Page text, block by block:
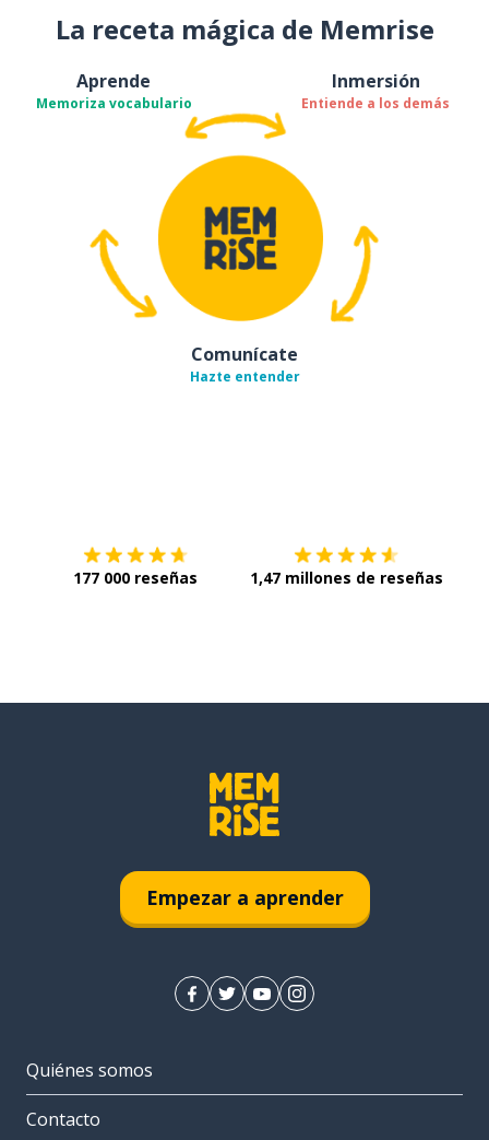
La receta mágica de Memrise
Aprende
Memoriza vocabulario
Inmersión
Entiende a los demás
Comunícate
Hazte entender
177 000 reseñas 1,47 millones de reseñas
Empezar a aprender
Quiénes somos
Contacto